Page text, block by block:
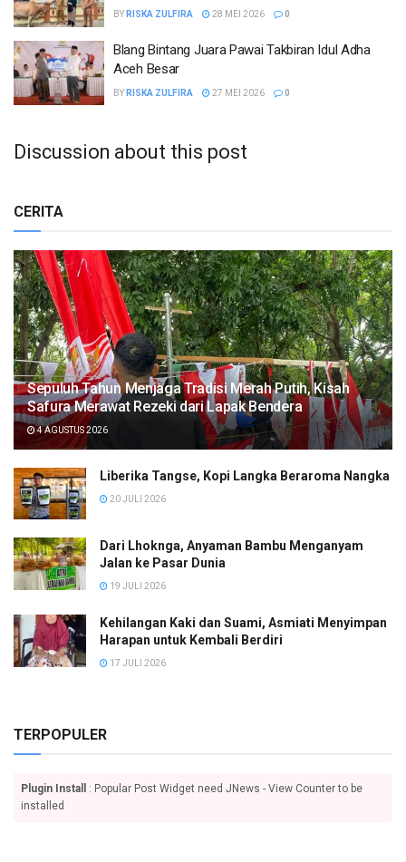
BY RISKA ZULFIRA 28 MEI 2026 0
Blang Bintang Juara Pawai Takbiran Idul Adha
Aceh Besar
BY RISKA ZULFIRA 27 MEI 2026 0
Discussion about this post
CERITA
Sepuluh Tahun Menjaga Tradisi Merah Putih, Kisah
Safura Merawat Rezeki dari Lapak Bendera
4 AGUSTUS 2026
Liberika Tangse, Kopi Langka Beraroma Nangka
20 JULI 2026
Dari Lhoknga, Anyaman Bambu Menganyam
Jalan ke Pasar Dunia
19 JULI 2026
Kehilangan Kaki dan Suami, Asmiati Menyimpan
Harapan untuk Kembali Berdiri
17 JULI 2026
TERPOPULER
Plugin Install
: Popular Post Widget need JNews - View Counter to be
installed